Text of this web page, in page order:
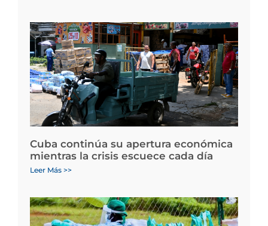
Cuba continúa su apertura económica
mientras la crisis escuece cada día
Leer Más >>